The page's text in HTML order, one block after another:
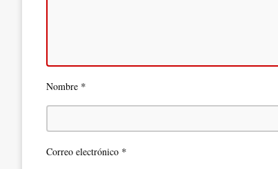
Nombre *
Correo electrónico *